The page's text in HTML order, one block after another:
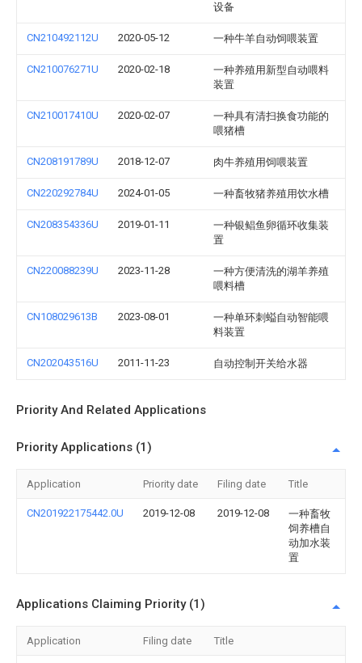
设备
CN210492112U 2020-05-12 一种牛羊自动饲喂装置
CN210076271U 2020-02-18
一种养殖用新型自动喂料
装置
CN210017410U 2020-02-07
一种具有清扫换食功能的
喂猪槽
CN208191789U 2018-12-07 肉牛养殖用饲喂装置
CN220292784U 2024-01-05 一种畜牧猪养殖用饮水槽
CN208354336U 2019-01-11
一种银鲳鱼卵循环收集装
置
CN220088239U 2023-11-28
一种方便清洗的湖羊养殖
喂料槽
CN108029613B 2023-08-01
一种单环刺螠自动智能喂
料装置
CN202043516U 2011-11-23 自动控制开关给水器
Priority And Related Applications
Priority Applications (1)
Application Priority date Filing date Title
CN201922175442.0U 2019-12-08 2019-12-08
一种畜牧
饲养槽自
动加水装
置
Applications Claiming Priority (1)
Application Filing date Title